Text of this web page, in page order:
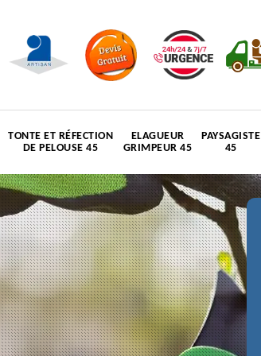
TONTE ET RÉFECTION
DE PELOUSE 45
ELAGUEUR
GRIMPEUR 45
PAYSAGISTE
45